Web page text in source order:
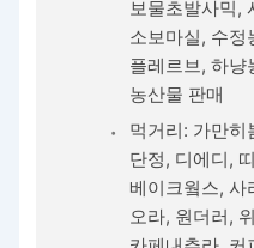
보물초발사믹,
소보마실, 수정
플레르브, 하냥
농산물 판매
먹거리: 가만히
단정, 디에디,
베이크웤스, 사
오라, 원더러,